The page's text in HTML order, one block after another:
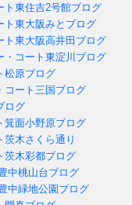
東住吉2号館ブログ
東大阪みとブログ
東大阪高井田ブログ
コート東淀川ブログ
松原ブログ
ート三国ブログ
ログ
面小野原ブログ
木さくら通り
木彩都ブログ
中桃山台ブログ
中緑地公園ブログ